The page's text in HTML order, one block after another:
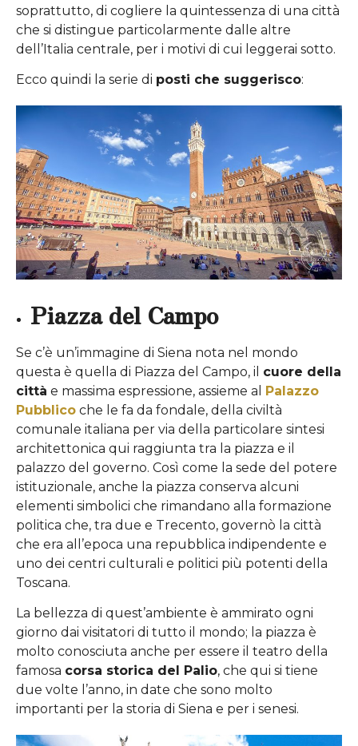
soprattutto, di cogliere la quintessenza di una città
che si distingue particolarmente dalle altre
dell’Italia centrale, per i motivi di cui leggerai sotto.
Ecco quindi la serie di posti che suggerisco:
Piazza del Campo
Se c’è un’immagine di Siena nota nel mondo
questa è quella di Piazza del Campo, il cuore della
città e massima espressione, assieme al Palazzo
Pubblico che le fa da fondale, della civiltà
comunale italiana per via della particolare sintesi
architettonica qui raggiunta tra la piazza e il
palazzo del governo. Così come la sede del potere
istituzionale, anche la piazza conserva alcuni
elementi simbolici che rimandano alla formazione
politica che, tra due e Trecento, governò la città
che era all’epoca una repubblica indipendente e
uno dei centri culturali e politici più potenti della
Toscana.
La bellezza di quest’ambiente è ammirato ogni
giorno dai visitatori di tutto il mondo; la piazza è
molto conosciuta anche per essere il teatro della
famosa corsa storica del Palio, che qui si tiene
due volte l’anno, in date che sono molto
importanti per la storia di Siena e per i senesi.